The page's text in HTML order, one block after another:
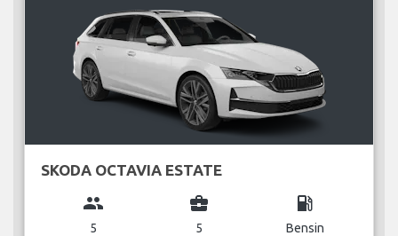
SKODA OCTAVIA ESTATE
group
5
business_center
5
local_gas_station
Bensin